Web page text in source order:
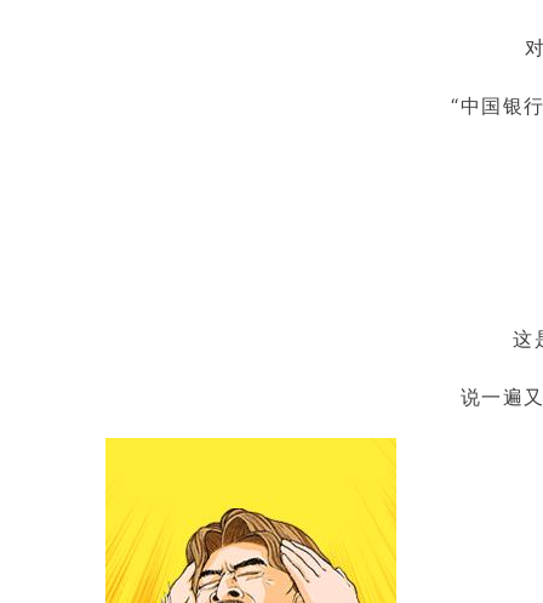
“中国银
这
说一遍